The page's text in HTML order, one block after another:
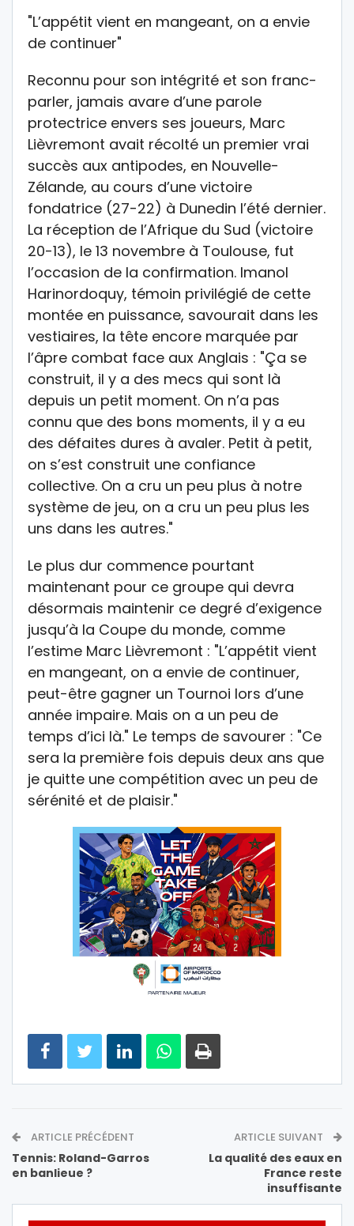
"L’appétit vient en mangeant, on a envie
de continuer"
Reconnu pour son intégrité et son franc-
parler, jamais avare d’une parole
protectrice envers ses joueurs, Marc
Lièvremont avait récolté un premier vrai
succès aux antipodes, en Nouvelle-
Zélande, au cours d’une victoire
fondatrice (27-22) à Dunedin l’été dernier.
La réception de l’Afrique du Sud (victoire
20-13), le 13 novembre à Toulouse, fut
l’occasion de la confirmation. Imanol
Harinordoquy, témoin privilégié de cette
montée en puissance, savourait dans les
vestiaires, la tête encore marquée par
l’âpre combat face aux Anglais : "Ça se
construit, il y a des mecs qui sont là
depuis un petit moment. On n’a pas
connu que des bons moments, il y a eu
des défaites dures à avaler. Petit à petit,
on s’est construit une confiance
collective. On a cru un peu plus à notre
système de jeu, on a cru un peu plus les
uns dans les autres."
Le plus dur commence pourtant
maintenant pour ce groupe qui devra
désormais maintenir ce degré d’exigence
jusqu’à la Coupe du monde, comme
l’estime Marc Lièvremont : "L’appétit vient
en mangeant, on a envie de continuer,
peut-être gagner un Tournoi lors d’une
année impaire. Mais on a un peu de
temps d’ici là." Le temps de savourer : "Ce
sera la première fois depuis deux ans que
je quitte une compétition avec un peu de
sérénité et de plaisir."
ARTICLE PRÉCÉDENT
Tennis: Roland-Garros
en banlieue ?
ARTICLE SUIVANT
La qualité des eaux en
France reste
insuffisante